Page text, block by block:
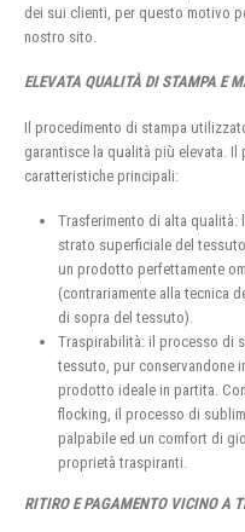
dei sui clienti, per questo motivo
nostro sito.
ELEVATA QUALITÀ DI STAMPA E
Il procedimento di stampa
garantisce la qualità più elevata. Il
caratteristiche principali:
Trasferimento di alta qualità:
strato superficiale del
un prodotto perfettamente
(contrariamente alla tecnica
di sopra del tessuto).
Traspirabilità: il processo di
tessuto, pur conservandone
prodotto ideale in partita.
flocking, il processo di
palpabile ed un comfort di
proprietà traspiranti.
RITIRO E PAGAMENTO VICINO A